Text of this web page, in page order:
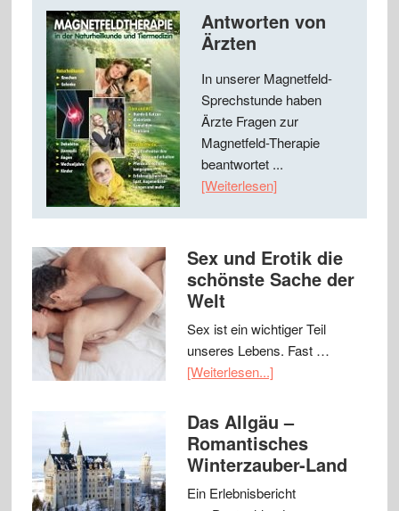
Antworten von
Ärzten
In unserer Magnetfeld-
Sprechstunde haben
Ärzte Fragen zur
Magnetfeld-Therapie
beantwortet ...
[Weiterlesen]
Sex und Erotik die
schönste Sache der
Welt
Sex ist ein wichtiger Teil
unseres Lebens. Fast …
[Weiterlesen...]
Das Allgäu –
Romantisches
Winterzauber-Land
Ein Erlebnisbericht